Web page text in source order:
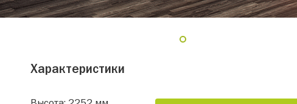
1
Характеристики